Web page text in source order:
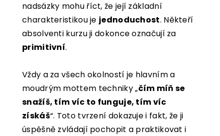
nadsázky mohu říct, že její základní
charakteristikou je jednoduchost. Někteří
absolventi kurzu ji dokonce označují za
primitivní.
Vždy a za všech okolností je hlavním a
moudrým mottem techniky „čím míň se
snažíš, tím víc to funguje, tím víc
získáš“. Toto tvrzení dokazuje i fakt, že ji
úspěšně zvládají pochopit a praktikovat i